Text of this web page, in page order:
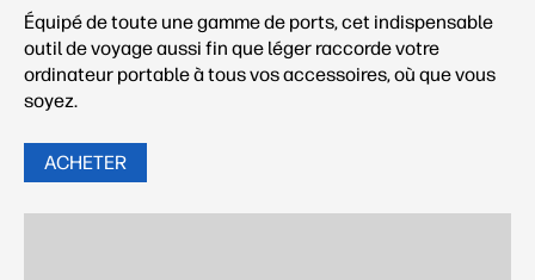
Équipé de toute une gamme de ports, cet indispensable
outil de voyage aussi fin que léger raccorde votre
ordinateur portable à tous vos accessoires, où que vous
soyez.
ACHETER